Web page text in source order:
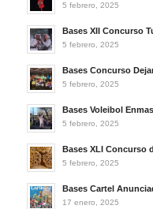
5 febrero, 2025
Bases XII Concurso
5 febrero, 2025
Bases Concurso
5 febrero, 2025
Bases Voleibol
5 febrero, 2025
Bases XLI Concurso
5 febrero, 2025
Bases Cartel
17 enero, 2025